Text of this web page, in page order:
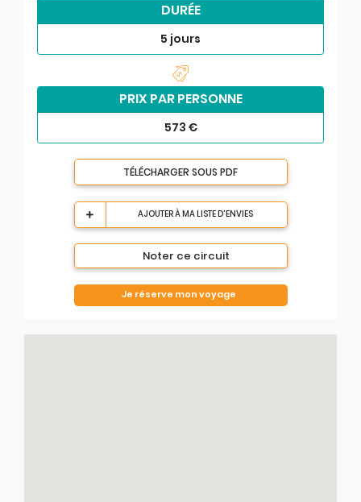
DURÉE
5 jours
PRIX PAR PERSONNE
573 €
TÉLÉCHARGER SOUS PDF
AJOUTER À MA LISTE D'ENVIES
Noter ce circuit
Je réserve mon voyage